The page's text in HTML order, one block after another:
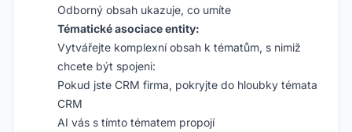
Odborný obsah ukazuje, co umíte
Tématické asociace entity:
Vytvářejte komplexní obsah k tématům, s nimiž
chcete být spojeni:
Pokud jste CRM firma, pokryjte do hloubky témata
CRM
AI vás s tímto tématem propojí